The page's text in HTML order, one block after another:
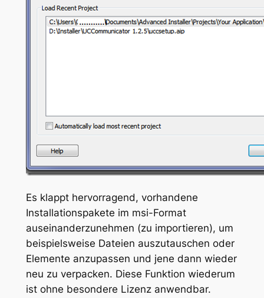
Es klappt hervorragend, vorhandene
Installationspakete im msi-Format
auseinanderzunehmen (zu importieren), um
beispielsweise Dateien auszutauschen oder
Elemente anzupassen und jene dann wieder
neu zu verpacken. Diese Funktion wiederum
ist ohne besondere Lizenz anwendbar.